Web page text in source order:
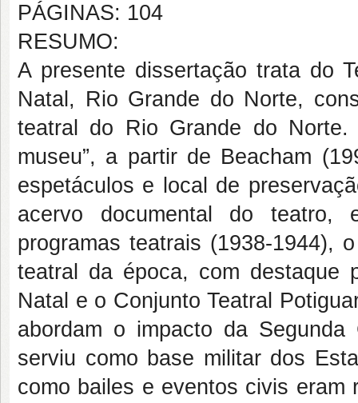
PÁGINAS: 104
RESUMO:
A presente dissertação trata do
Natal, Rio Grande do Norte,
teatral do Rio Grande do Norte.
museu”, a partir de Beacham
espetáculos e local de
acervo documental do
programas teatrais (1938-1944),
teatral da época, com destaque
Natal e o Conjunto Teatral
abordam o impacto da
serviu como base militar dos
como bailes e eventos civis eram